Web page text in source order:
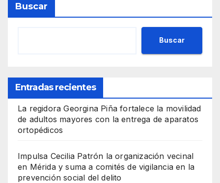
Buscar
Buscar
Entradas recientes
La regidora Georgina Piña fortalece la movilidad
de adultos mayores con la entrega de aparatos
ortopédicos
Impulsa Cecilia Patrón la organización vecinal
en Mérida y suma a comités de vigilancia en la
prevención social del delito